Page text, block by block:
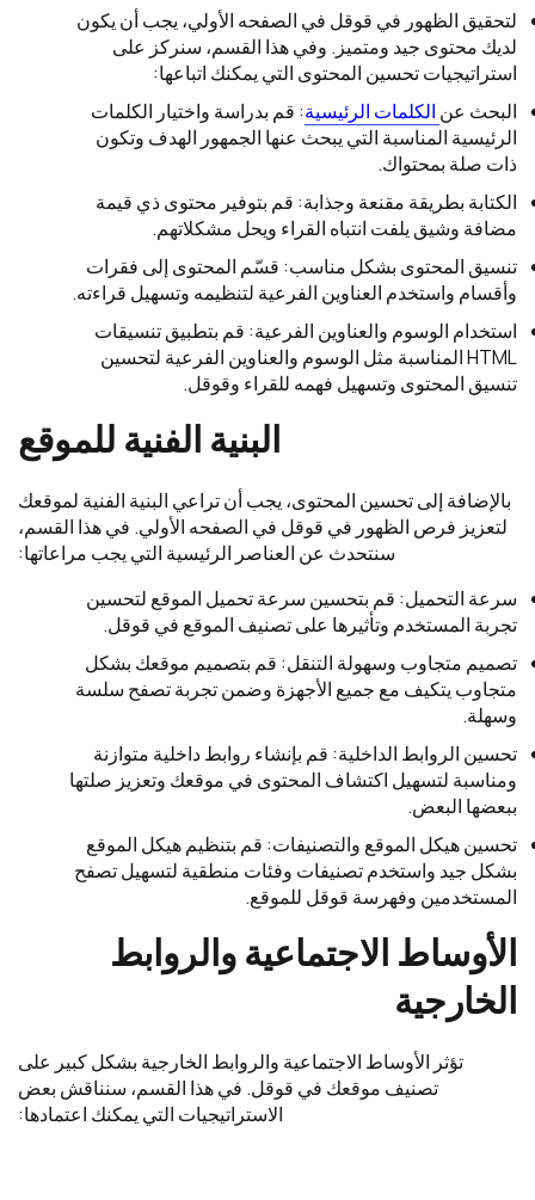
لتحقيق الظهور في قوقل في الصفحه الأولي، يجب أن يكون
لديك محتوى جيد ومتميز. وفي هذا القسم، سنركز على
استراتيجيات تحسين المحتوى التي يمكنك اتباعها:
البحث عن الكلمات الرئيسية: قم بدراسة واختيار الكلمات
الرئيسية المناسبة التي يبحث عنها الجمهور الهدف وتكون
ذات صلة بمحتواك.
الكتابة بطريقة مقنعة وجذابة: قم بتوفير محتوى ذي قيمة
مضافة وشيق يلفت انتباه القراء ويحل مشكلاتهم.
تنسيق المحتوى بشكل مناسب: قسّم المحتوى إلى فقرات
وأقسام واستخدم العناوين الفرعية لتنظيمه وتسهيل قراءته.
استخدام الوسوم والعناوين الفرعية: قم بتطبيق تنسيقات
HTML المناسبة مثل الوسوم والعناوين الفرعية لتحسين
تنسيق المحتوى وتسهيل فهمه للقراء وقوقل.
البنية الفنية للموقع
بالإضافة إلى تحسين المحتوى، يجب أن تراعي البنية الفنية لموقعك
لتعزيز فرص الظهور في قوقل في الصفحه الأولي. في هذا القسم،
سنتحدث عن العناصر الرئيسية التي يجب مراعاتها:
سرعة التحميل: قم بتحسين سرعة تحميل الموقع لتحسين
تجربة المستخدم وتأثيرها على تصنيف الموقع في قوقل.
تصميم متجاوب وسهولة التنقل: قم بتصميم موقعك بشكل
متجاوب يتكيف مع جميع الأجهزة وضمن تجربة تصفح سلسة
وسهلة.
تحسين الروابط الداخلية: قم بإنشاء روابط داخلية متوازنة
ومناسبة لتسهيل اكتشاف المحتوى في موقعك وتعزيز صلتها
ببعضها البعض.
تحسين هيكل الموقع والتصنيفات: قم بتنظيم هيكل الموقع
بشكل جيد واستخدم تصنيفات وفئات منطقية لتسهيل تصفح
المستخدمين وفهرسة قوقل للموقع.
الأوساط الاجتماعية والروابط
الخارجية
تؤثر الأوساط الاجتماعية والروابط الخارجية بشكل كبير على
تصنيف موقعك في قوقل. في هذا القسم، سنناقش بعض
الاستراتيجيات التي يمكنك اعتمادها: